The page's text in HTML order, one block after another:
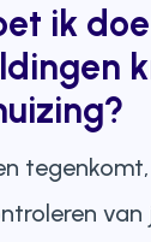
ik
van